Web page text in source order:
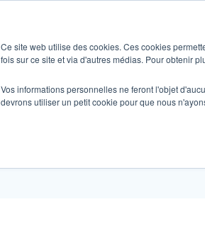
Ce site web utilise des cookies. Ces cookies
fois sur ce site et via d'autres médias. Pour obtenir
Vos informations personnelles ne feront l'objet
devrons utiliser un petit cookie pour que nous